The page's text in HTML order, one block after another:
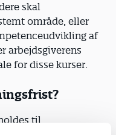
skal
område, eller
af
arbejdsgiverens
for disse kurser.
til